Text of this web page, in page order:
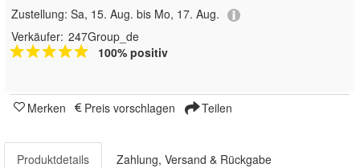
Zustellung: Sa, 15. Aug. bis Mo, 17. Aug.
Verkäufer: 247Group_de
100% positiv
Merken Preis vorschlagen Teilen
Produktdetails Zahlung, Versand & Rückgabe